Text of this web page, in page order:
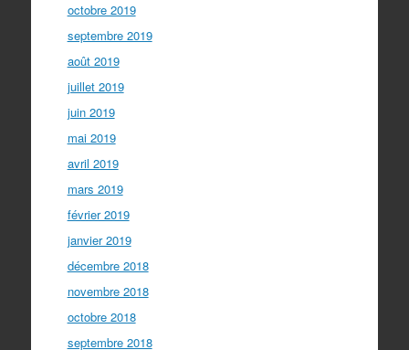
octobre 2019
septembre 2019
août 2019
juillet 2019
juin 2019
mai 2019
avril 2019
mars 2019
février 2019
janvier 2019
décembre 2018
novembre 2018
octobre 2018
septembre 2018